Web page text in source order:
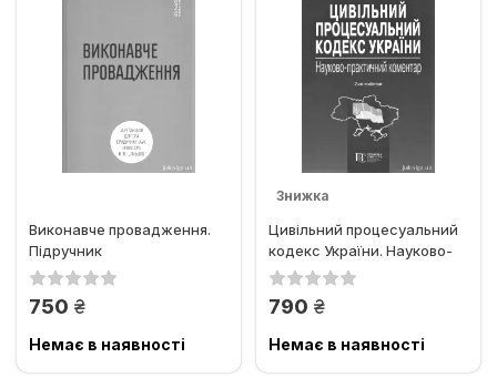
Виконавче провадження.
Підручник
750 грн.
Немає в наявності
Знижка
Цивільний процесуальний
кодекс України. Науково-
практичний коментар....
790 грн.
Немає в наявності